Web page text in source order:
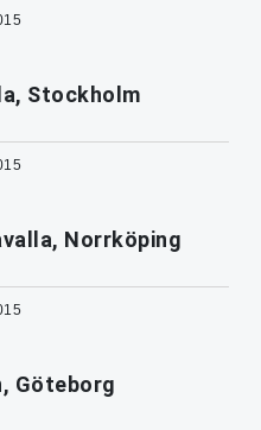
Stockholm
Norrköping
Göteborg